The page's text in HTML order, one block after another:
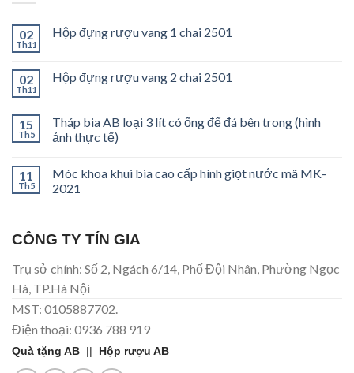
02
Th11
Hộp đựng rượu vang 1 chai 2501
02
Th11
Hộp đựng rượu vang 2 chai 2501
15
Th5
Tháp bia AB loại 3 lít có ống để đá bên trong (hình
ảnh thực tế)
11
Th5
Móc khoa khui bia cao cấp hình giọt nước mã MK-
2021
CÔNG TY TÍN GIA
Trụ sở chính: Số 2, Ngách 6/14, Phố Đội Nhân, Phường Ngọc
Hà, TP.Hà Nội
MST: 0105887702.
Điện thoại: 0936 788 919
Quà tặng AB || Hộp rượu AB